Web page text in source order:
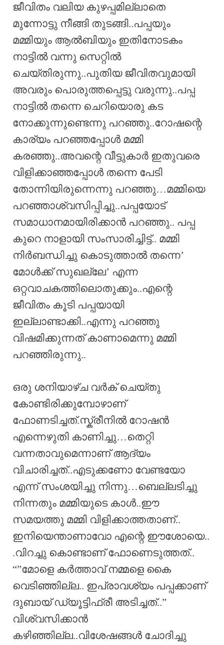
ജീവിതം വലിയ കുഴപ്പമില്ലാതെ
മുന്നോട്ടു നീങ്ങി തുടങ്ങി..പപ്പയും
മമ്മിയും ആൽബിയും ഇതിനോടകം
നാട്ടിൽ വന്നു സെറ്റിൽ
ചെയ്തിരുന്നു..പുതിയ ജീവിതവുമായി
അവരും പൊരുത്തപ്പെട്ടു വരുന്നു..പപ്പ
നാട്ടിൽ തന്നെ ചെറിയൊരു കട
നോക്കുന്നുണ്ടെന്നു പറഞ്ഞു..റോഷന്റെ
കാര്യം പറഞ്ഞപ്പോൾ മമ്മി
കരഞ്ഞു..അവന്റെ വീട്ടുകാർ ഇതുവരെ
വിളിക്കാഞ്ഞപ്പോൾ തന്നെ പേടി
തോന്നിയിരുന്നെന്നു പറഞ്ഞു…മമ്മിയെ
പറഞ്ഞാശ്വസിപ്പിച്ചു..പപ്പയോട്
സമാധാനമായിരിക്കാൻ പറഞ്ഞു.. പപ്പ
കുറെ നാളായി സംസാരിച്ചിട്ട്.. മമ്മി
നിർബന്ധിച്ചു കൊടുത്താൽ തന്നെ’
മോൾക്ക്‌ സുഖല്ലേ’ എന്ന
ഒറ്റവാചകത്തിലൊതുക്കും..എന്റെ
ജീവിതം കൂടി പപ്പയായി
ഇല്ലാണ്ടാക്കി..എന്നു പറഞ്ഞു
വിഷമിക്കുന്നത് കാണാമെന്നു മമ്മി
പറഞ്ഞിരുന്നു..
ഒരു ശനിയാഴ്ച വർക് ചെയ്തു
കോണ്ടിരിക്കുമ്പോഴാണ്
ഫോണടിച്ചത്.സ്ക്രീനിൽ റോഷൻ
എന്നെഴുതി കാണിച്ചു…തെറ്റി
വന്നതാവുമെന്നാണ് ആദ്യം
വിചാരിച്ചത്..എടുക്കണോ വേണ്ടയോ
എന്ന് സംശയിച്ചു നിന്നു…ബെല്ലടിച്ചു
നിന്നതും മമ്മിയുടെ കാൾ..ഈ
സമയത്തു മമ്മി വിളിക്കാത്തതാണ്..
ഇനിയെന്താണാവോ എന്റെ ഈശോയെ..
.വിറച്ചു കൊണ്ടാണ് ഫോണെടുത്തത്..
“”മോളെ കർത്താവ് നമ്മളെ കൈ
വെടിഞ്ഞില്ല.. ഇപ്രാവശ്യം പപ്പക്കാണ്
ദുബായ് ഡ്യൂട്ടിഫ്രീ അടിച്ചത്..”
വിശ്വസിക്കാൻ
കഴിഞ്ഞില്ല..വിശേഷങ്ങൾ ചോദിച്ചു